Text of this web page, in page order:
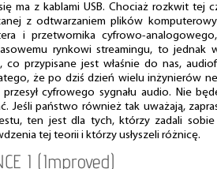
ma z kablami USB. Chociaż rozkwit tej
z odtwarzaniem plików
i przetwornika cyfrowo-
rynkowi streamingu, to jednak
co przypisane jest właśnie do nas,
że po dziś dzień wielu inżynierów
przesył cyfrowego sygnału audio. Nie
Jeśli państwo również tak uważają,
ten jest dla tych, którzy zadali
tej teorii i którzy usłyszeli różnicę.
I (Improved)